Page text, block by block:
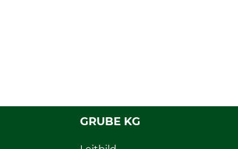
GRUBE KG